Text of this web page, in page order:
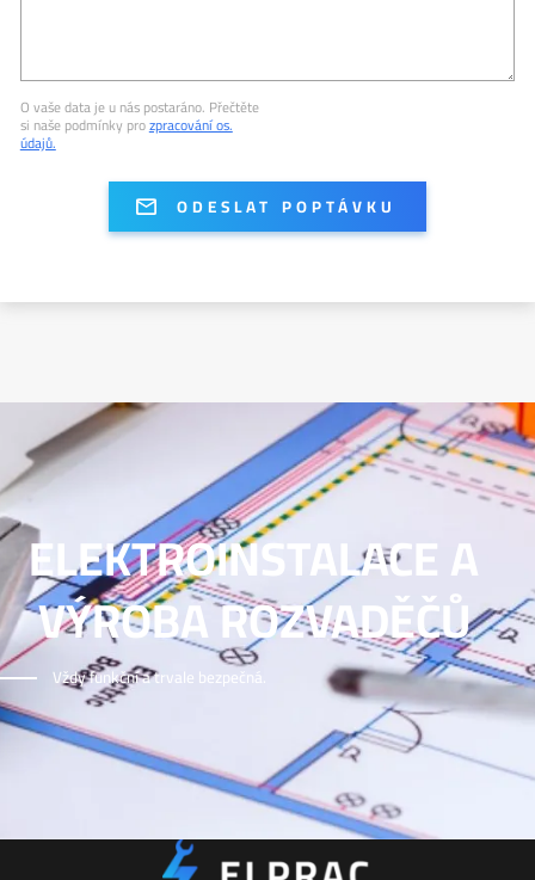
O vaše data je u nás postaráno. Přečtěte
si naše podmínky prozpracování os.
údajů.
ELEKTROINSTALACE A
VÝROBA ROZVADĚČŮ
Vždy funkční a trvale bezpečná.